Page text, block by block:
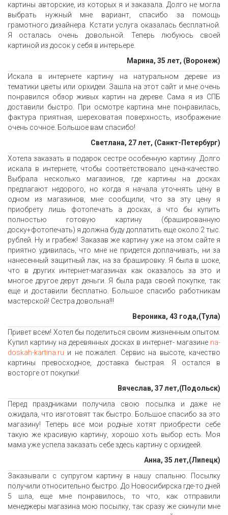
картины авторские, из которых я и заказала. Долго не могла
выбрать нужный мне вариант, спасибо за помощь
грамотного дизайнера. Кстати услуга оказалась бесплатной.
Я осталась очень довольной. Теперь любуюсь своей
картиной из досок у себя в интерьере.
Марина, 35 лет, (Воронеж)
Искала в интернете картину на натуральном дереве из
тематики цветы или орхидеи. Зашла на этот сайт и мне очень
понравился обзор живых картин на дереве. Сама я из СПБ
доставили быстро. При осмотре картина мне понравилась,
фактура приятная, шереховатая поверхность, изображение
очень сочное. Большое вам спасибо!
Светлана, 27 лет, (Санкт-Петербург)
Хотела заказать в подарок сестре особенную картину. Долго
искала в интернете, чтобы соответствовало цена-качество.
Выбрала несколько магазинов, где картины на досках
предлагают недорого, но когда я начала уточнять цену в
одном из магазинов, мне сообщили, что за эту цену я
приобрету лишь фотопечать а досках, а что бы купить
полностью готовую картину (брашированную
доску+фотопечать) я должна буду доплатить еще около 2 тыс.
рублей. Ну и грабеж! Заказав же картину уже на этом сайте я
приятно удивилась, что мне не придется доплачивать, ни за
нанесенный защитный лак, на за брашировку. Я была в шоке,
что в других интернет-магазинах как оказалось за это и
многое другое дерут деньги. Я была рада своей покупке, так
еще и доставили бесплатно. Большое спасибо работникам
мастерской! Сестра довольна!!!
Вероника, 43 года,(Тула)
Привет всем! Хотел бы поделиться своим жизненным опытом.
Купил картину на деревянных досках в интернет- магазине na-
doskah-kartina.ru и не пожалел. Сервис на высоте, качество
картины превосходное, доставка быстрая. Я остался в
восторге от покупки!
Вячеслав, 37 лет,(Подольск)
Перед праздниками получила свою посылка и даже не
ожидала, что изготовят так быстро. Большое спасибо за это
магазину! Теперь все мои родные хотят приобрести себе
такую же красивую картину, хорошо хоть выбор есть. Моя
мама уже успела заказать себе здесь картину с орхидеей.
Анна, 35 лет,(Липецк)
Заказывали с супругом картину в нашу спальню. Посылку
получили относительно быстро. До Новосибирска где-то дней
5 шла, еще мне понравилось, то что, как отправили
менеджеры магазина мою посылку, так сразу же скинули мне